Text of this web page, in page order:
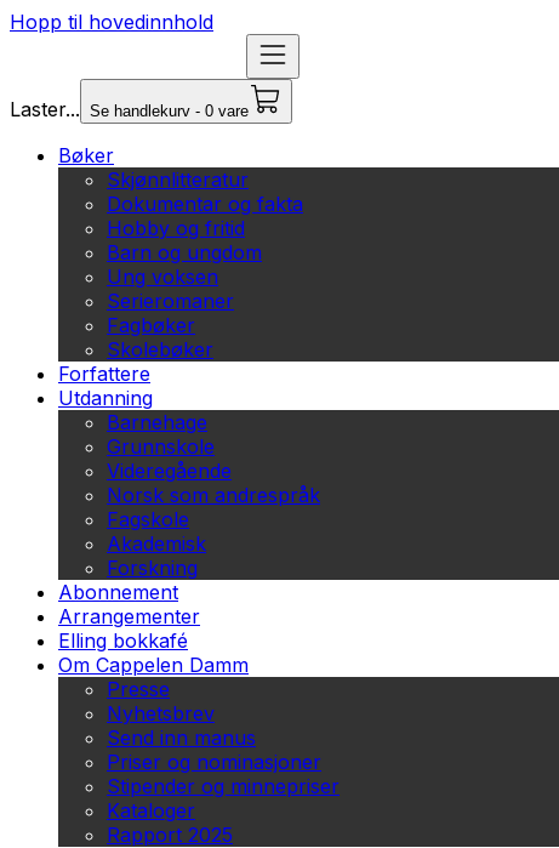
Hopp til hovedinnhold
Laster... Se handlekurv - 0 vare
Bøker
Skjønnlitteratur
Dokumentar og fakta
Hobby og fritid
Barn og ungdom
Ung voksen
Serieromaner
Fagbøker
Skolebøker
Forfattere
Utdanning
Barnehage
Grunnskole
Videregående
Norsk som andrespråk
Fagskole
Akademisk
Forskning
Abonnement
Arrangementer
Elling bokkafé
Om Cappelen Damm
Presse
Nyhetsbrev
Send inn manus
Priser og nominasjoner
Stipender og minnepriser
Kataloger
Rapport 2025